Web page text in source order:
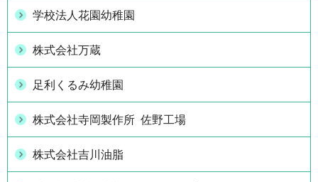
学校法人花園幼稚園
株式会社万蔵
足利くるみ幼稚園
株式会社寺岡製作所 佐野工場
株式会社吉川油脂